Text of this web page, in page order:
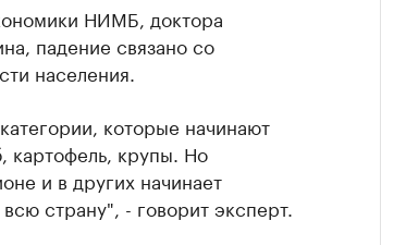
НИМБ, доктора
падение связано со
населения.
которые начинают
картофель, крупы. Но
и в других начинает
страну", - говорит эксперт.